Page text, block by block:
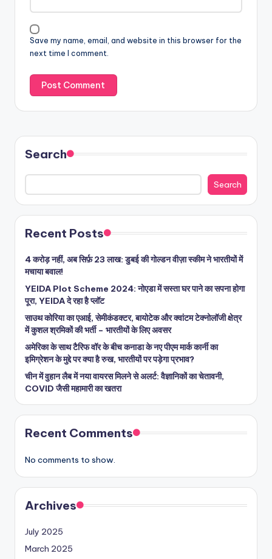
Save my name, email, and website in this browser for the
next time I comment.
Search
Search
Recent Posts
4 करोड़ नहीं, अब सिर्फ़ 23 लाख: डुबई की गोल्डन वीज़ा स्कीम ने भारतीयों में
मचाया बवाल!
YEIDA Plot Scheme 2024: नोएडा में सस्ता घर पाने का सपना होगा
पूरा, YEIDA दे रहा है प्लॉट
साउथ कोरिया का एआई, सेमीकंडक्टर, बायोटेक और क्वांटम टेक्नोलॉजी क्षेत्र
में कुशल श्रमिकों की भर्ती – भारतीयों के लिए अवसर
अमेरिका के साथ टैरिफ वॉर के बीच कनाडा के नए पीएम मार्क कार्नी का
इमिग्रेशन के मुद्दे पर क्या है रुख, भारतीयों पर पड़ेगा प्रभाव?
चीन में वुहान लैब में नया वायरस मिलने से अलर्ट: वैज्ञानिकों का चेतावनी,
COVID जैसी महामारी का खतरा
Recent Comments
No comments to show.
Archives
July 2025
March 2025